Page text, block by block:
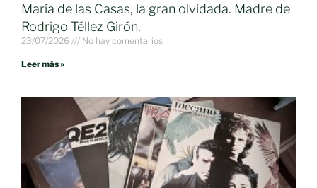
María de las Casas, la gran olvidada. Madre de
Rodrigo Téllez Girón.
23/07/2026 No hay comentarios
Leer más »